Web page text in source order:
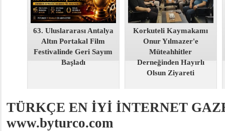
63. Uluslararası Antalya
Altın Portakal Film
Festivalinde Geri Sayım
Başladı
Korkuteli Kaymakamı
Onur Yılmazer'e
Müteahhitler
Derneğinden Hayırlı
Olsun Ziyareti
TÜRKÇE EN İYİ İNTERNET
www.byturco.com